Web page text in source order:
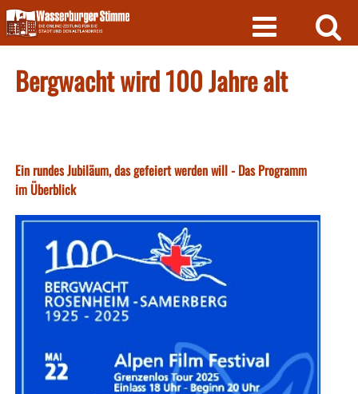
Skip
to
content
Bergwacht wird 100 Jahre alt
Ein rundes Jubiläum, das gefeiert werden will - Das Programm
im Überblick